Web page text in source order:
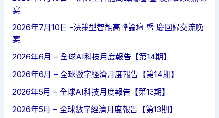
宴
2026年7月10日 -決策型智能高峰論壇 暨 慶回歸交流晚
宴
2026年6月 – 全球AI科技月度報告【第14期】
2026年6月 – 全球數字經濟月度報告【第14期】
2026年5月 – 全球AI科技月度報告【第13期】
2026年5月 – 全球數字經濟月度報告【第13期】